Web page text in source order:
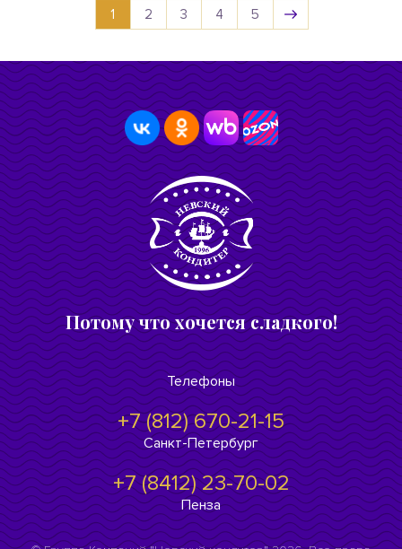
1 2 3 4 5
Потому что хочется сладкого!
Телефоны
+7 (812) 670-21-15
Санкт-Петербург
+7 (8412) 23-70-02
Пенза